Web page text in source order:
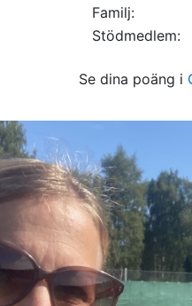
Familj:
Stödmedlem:
Se dina poäng i